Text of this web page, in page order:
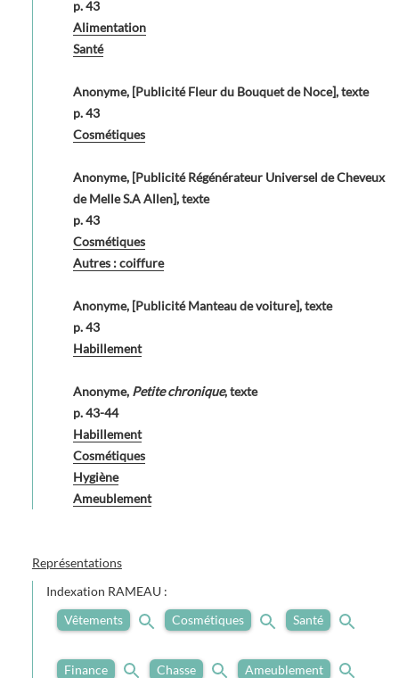
p. 43
Alimentation
Santé
Anonyme, [Publicité Fleur du Bouquet de Noce], texte
p. 43
Cosmétiques
Anonyme, [Publicité Régénérateur Universel de Cheveux
de Melle S.A Allen], texte
p. 43
Cosmétiques
Autres : coiffure
Anonyme, [Publicité Manteau de voiture], texte
p. 43
Habillement
Anonyme, Petite chronique, texte
p. 43-44
Habillement
Cosmétiques
Hygiène
Ameublement
Représentations
Indexation RAMEAU :
Vêtements
Cosmétiques Santé
Finance Chasse Ameublement